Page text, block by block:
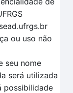
ou uso não
seu nome
será utilizada
possibilidade